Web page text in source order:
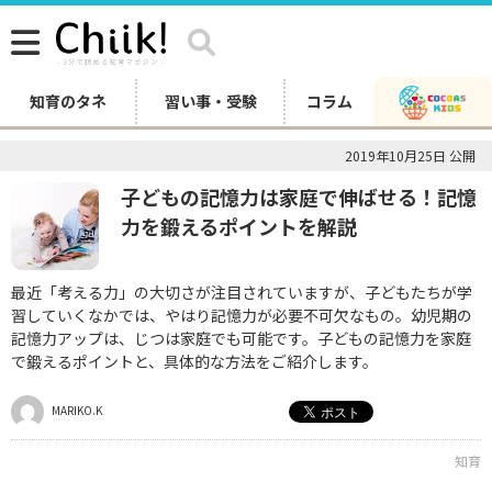
知育のタネ 習い事・受験 コラム
2019年10月25日 公開
子どもの記憶力は家庭で伸ばせる！記憶
力を鍛えるポイントを解説
最近「考える力」の大切さが注目されていますが、子どもたちが学
習していくなかでは、やはり記憶力が必要不可欠なもの。幼児期の
記憶力アップは、じつは家庭でも可能です。子どもの記憶力を家庭
で鍛えるポイントと、具体的な方法をご紹介します。
MARIKO.K
知育